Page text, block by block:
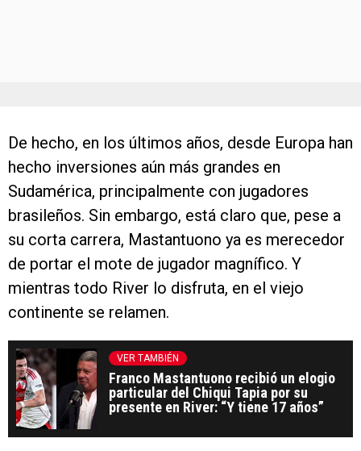
De hecho, en los últimos años, desde Europa han
hecho inversiones aún más grandes en
Sudamérica, principalmente con jugadores
brasileños. Sin embargo, está claro que, pese a
su corta carrera, Mastantuono ya es merecedor
de portar el mote de jugador magnífico. Y
mientras todo River lo disfruta, en el viejo
continente se relamen.
VER TAMBIÉN
Franco Mastantuono recibió un elogio
particular del Chiqui Tapia por su
presente en River: “Y tiene 17 años”